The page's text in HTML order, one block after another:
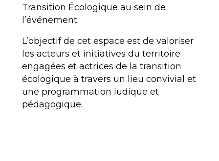
Transition Écologique au sein de
l’événement.
L’objectif de cet espace est de valoriser
les acteurs et initiatives du territoire
engagées et actrices de la transition
écologique à travers un lieu convivial et
une programmation ludique et
pédagogique.